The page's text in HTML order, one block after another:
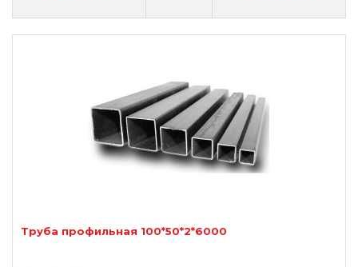
Труба профильная 100*50*2*6000